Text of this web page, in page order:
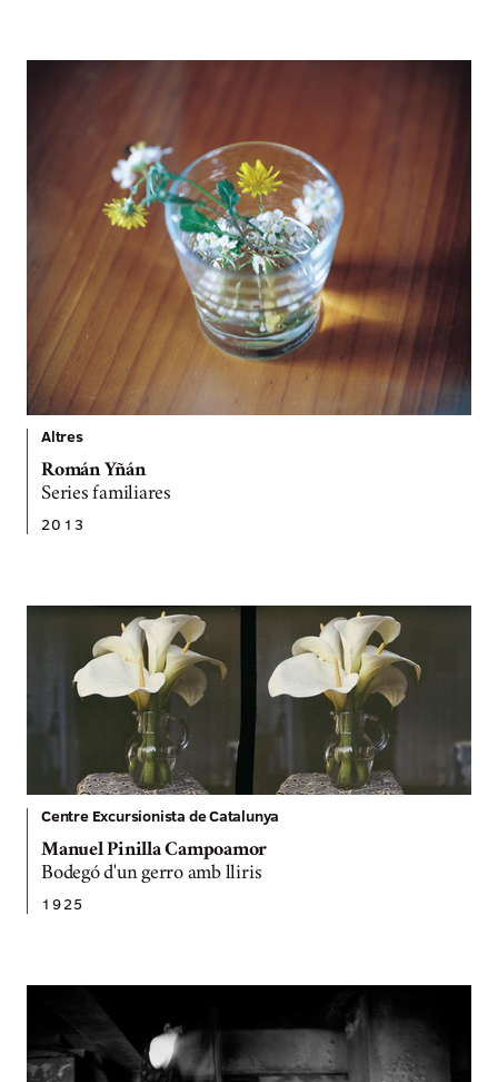
Altres
Román Yñán
Series familiares
2013
Centre Excursionista de Catalunya
Manuel Pinilla Campoamor
Bodegó d'un gerro amb lliris
1925